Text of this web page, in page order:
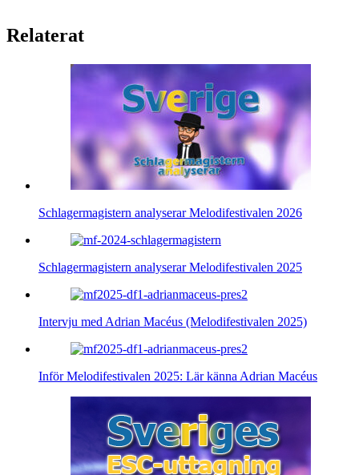
Relaterat
Schlagermagistern analyserar Melodifestivalen 2026
Schlagermagistern analyserar Melodifestivalen 2025
Intervju med Adrian Macéus (Melodifestivalen 2025)
Inför Melodifestivalen 2025: Lär känna Adrian Macéus